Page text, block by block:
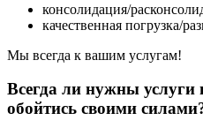
консолидация/
качественная погрузка/
Мы всегда к вашим услугам!
Всегда ли нужны
обойтись своими